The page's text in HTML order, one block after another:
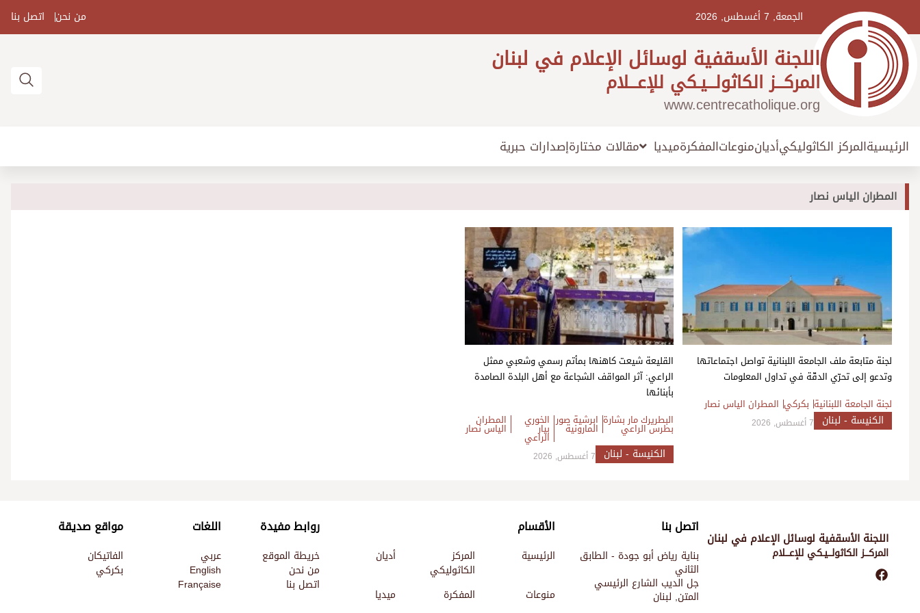
content الجمعة, 7 أغسطس, 2026 من نحن اتصل بنا
اللجنة الأسقفية لوسائل الإعلام في لبنان
المركـــز الكاثولـــيـكي للإعـــلام
www.centrecatholique.org
الرئيسيةالمركز الكاثوليكيأديانمنوعاتالمفكرةميديا مقالات مختارةإصدارات حبرية
المطران الياس نصار
لجنة متابعة ملف الجامعة اللبنانية تواصل اجتماعاتها
وتدعو إلى تحرّي الدقّة في تداول المعلومات
لجنة الجامعة اللبنانية بكركي المطران الياس نصار
الكنيسة - لبنان 7 أغسطس, 2026
القليعة شيعت كاهنها بمأتم رسمي وشعبي ممثل
الراعي: آثر المواقف الشجاعة مع أهل البلدة الصامدة
بأبنائها
البطريرك مار بشارة
بطرس الراعي
ابرشية صور
المارونية
الخوري
بيار
الراعي
المطران
الياس نصار
الكنيسة - لبنان 7 أغسطس, 2026
اللجنة الأسقفية لوسائل الإعلام في لبنان
المركـــز الكاثولـــيـكي للإعـــلام
اتصل بنا
بناية رياض أبو جودة - الطابق
الثاني
جل الديب الشارع الرئيسي
المتن, لبنان
الأقسام
الرئيسية المركز
الكاثوليكي
أديان
منوعات المفكرة
ميديا
روابط مفيدة
خريطة الموقع
من نحن
اتصل بنا
اللغات
عربي
English
Française
مواقع صديقة
الفاتيكان
بكركي